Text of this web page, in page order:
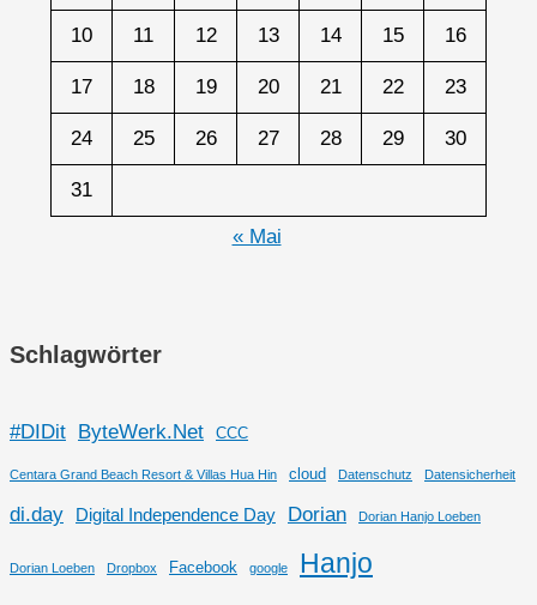
10 11 12 13 14 15 16
17 18 19 20 21 22 23
24 25 26 27 28 29 30
31
« Mai
Schlagwörter
#DIDit ByteWerk.Net CCC
Centara Grand Beach Resort & Villas Hua Hin cloud Datenschutz Datensicherheit
di.day Digital Independence Day Dorian Dorian Hanjo Loeben
Dorian Loeben Dropbox Facebook google
Hanjo